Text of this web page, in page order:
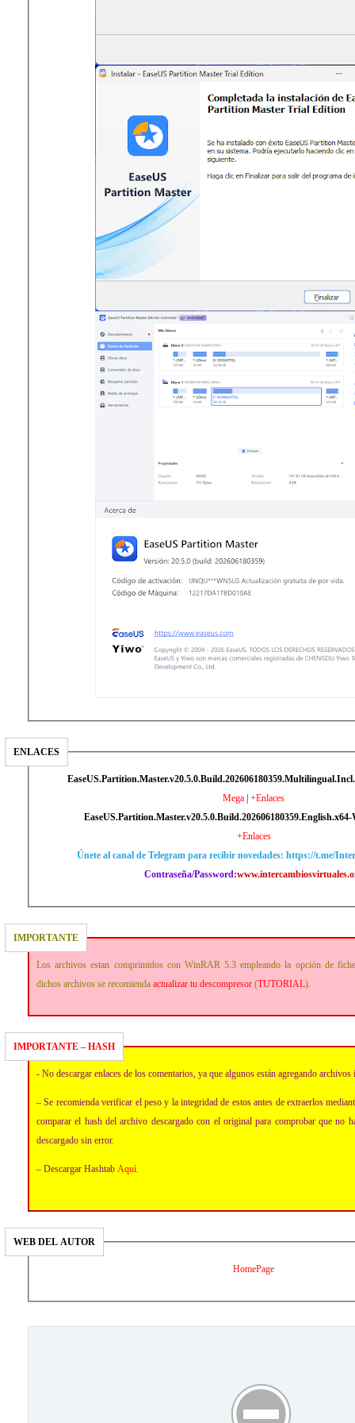
ENLACES
Mega +Enlaces
+Enlaces
Únete al canal de Telegram para recibir novedades: https://t.me/
Contraseña/Password:
IMPORTANTE
Los archivos estan comprimidos con WinRAR 5.3 empleando la opción de
dichos archivos se recomienda actualizar tu descompresor (TUTORIAL).
IMPORTANTE – HASH
- No descargar enlaces de los comentarios, ya que algunos están agregando
– Se recomienda verificar el peso y la integridad de estos antes de extraerlos
comparar el hash del archivo descargado con el original para comprobar que no
descargado sin error.
– Descargar Hashtab Aquí.
WEB DEL AUTOR
HomePage